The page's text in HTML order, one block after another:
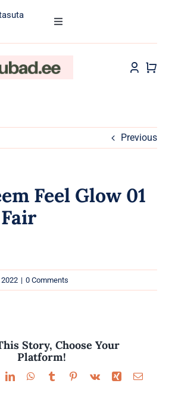
Toggle
Previous
Feel Glow 01
2022 | 0 Comments
Story, Choose Your
Platform!
LinkedInWhatsApp
TumblrPinterest
Vk Xing Email